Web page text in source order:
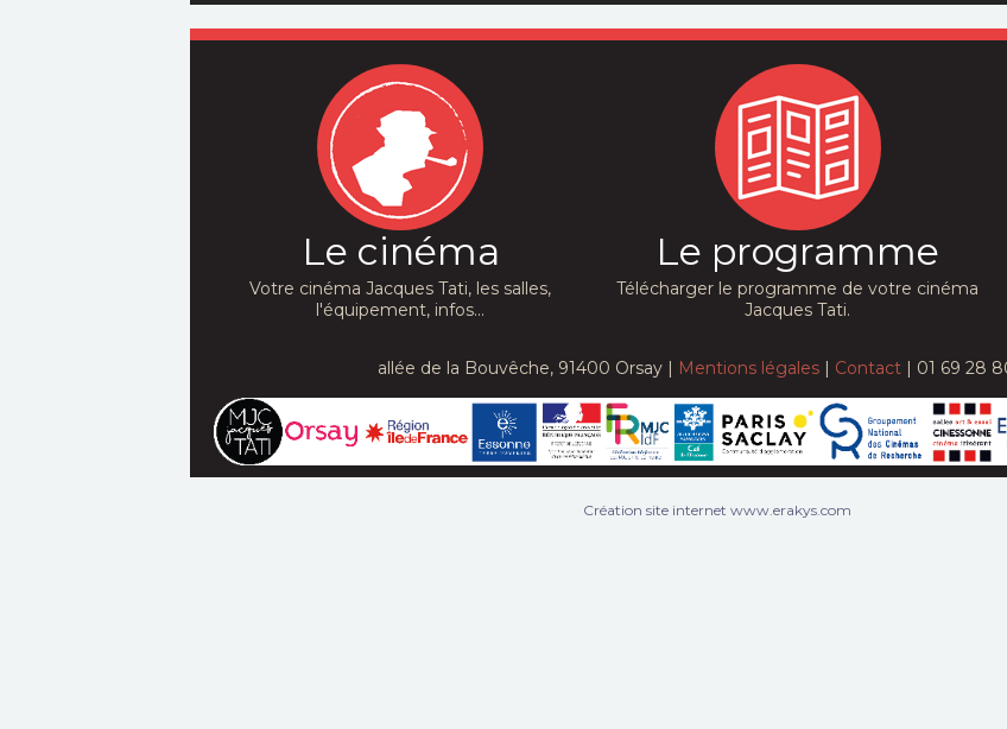
Le cinéma
Votre cinéma Jacques Tati, les salles,
l'équipement, infos...
Le programme
Télécharger le programme de votre cinéma
Jacques Tati.
allée de la Bouvêche, 91400 Orsay | Mentions légales| Contact| 01 69 28
Création site internet www.erakys.com